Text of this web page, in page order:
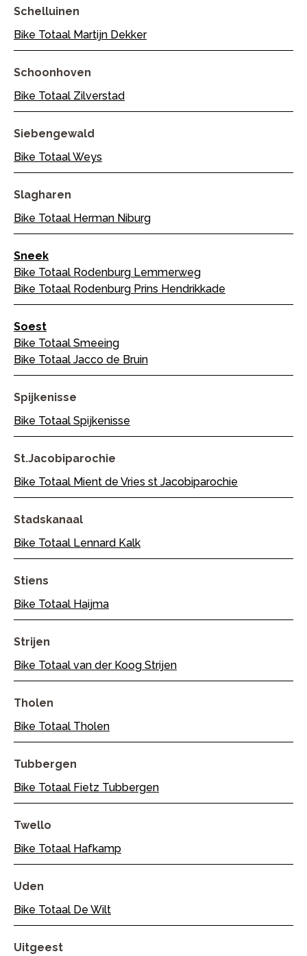
Schelluinen
Bike Totaal Martijn Dekker
Schoonhoven
Bike Totaal Zilverstad
Siebengewald
Bike Totaal Weys
Slagharen
Bike Totaal Herman Niburg
Sneek
Bike Totaal Rodenburg Lemmerweg
Bike Totaal Rodenburg Prins Hendrikkade
Soest
Bike Totaal Smeeing
Bike Totaal Jacco de Bruin
Spijkenisse
Bike Totaal Spijkenisse
St.jacobiparochie
Bike Totaal Mient de Vries st Jacobiparochie
Stadskanaal
Bike Totaal Lennard Kalk
Stiens
Bike Totaal Haijma
Strijen
Bike Totaal van der Koog Strijen
Tholen
Bike Totaal Tholen
Tubbergen
Bike Totaal Fietz Tubbergen
Twello
Bike Totaal Hafkamp
Uden
Bike Totaal De Wilt
Uitgeest